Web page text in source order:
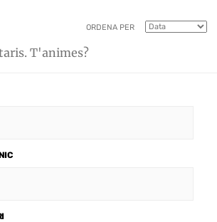
ORDENA PER
T'animes?